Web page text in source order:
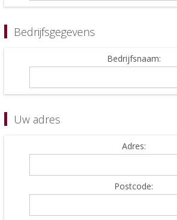
Bedrijfsgegevens
Bedrijfsnaam:
Uw adres
Adres:
Postcode: